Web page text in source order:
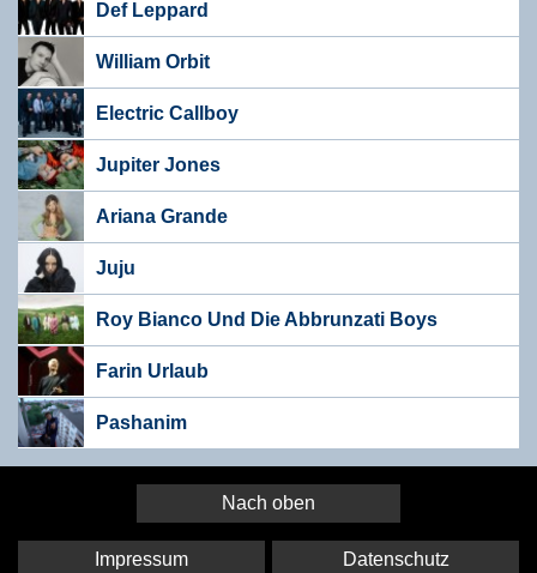
Def Leppard
William Orbit
Electric Callboy
Jupiter Jones
Ariana Grande
Juju
Roy Bianco Und Die Abbrunzati Boys
Farin Urlaub
Pashanim
Nach oben
Impressum Datenschutz